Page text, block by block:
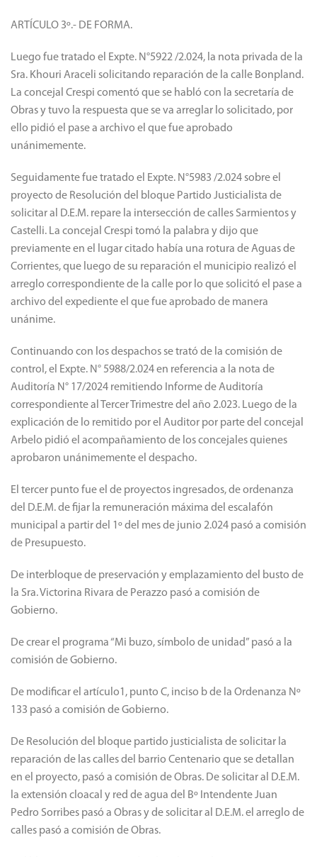
Heras".
ARTÍCULO 3º.- DE FORMA.
Luego fue tratado el Expte. N°5922 /2.024, la nota privada de la
Sra. Khouri Araceli solicitando reparación de la calle Bonpland.
La concejal Crespi comentó que se habló con la secretaría de
Obras y tuvo la respuesta que se va arreglar lo solicitado, por
unánimemente.
Seguidamente fue tratado el Expte. N°5983 /2.024 sobre el
proyecto de Resolución del bloque Partido Justicialista de
solicitar al D.E.M. repare la intersección de calles Sarmientos y
Castelli. La concejal Crespi tomó la palabra y dijo que
previamente en el lugar citado había una rotura de Aguas de
Corrientes, que luego de su reparación el municipio realizó el
arreglo correspondiente de la calle por lo que solicitó el pase a
unánime.
Continuando con los despachos se trató de la comisión de
control, el Expte. N° 5988/2.024 en referencia a la nota de
Auditoría N° 17/2024 remitiendo Informe de Auditoría
correspondiente al Tercer Trimestre del año 2.023. Luego de la
explicación de lo remitido por el Auditor por parte del concejal
aprobaron unánimemente el despacho.
El tercer punto fue el de proyectos ingresados, de ordenanza
del D.E.M. de fijar la remuneración máxima del escalafón
de Presupuesto.
De interbloque de preservación y emplazamiento del busto de
Gobierno.
comisión de Gobierno.
133 pasó a comisión de Gobierno.
De Resolución del bloque partido justicialista de solicitar la
reparación de las calles del barrio Centenario que se detallan
en el proyecto, pasó a comisión de Obras. De solicitar al D.E.M.
la extensión cloacal y red de agua del Bº Intendente Juan